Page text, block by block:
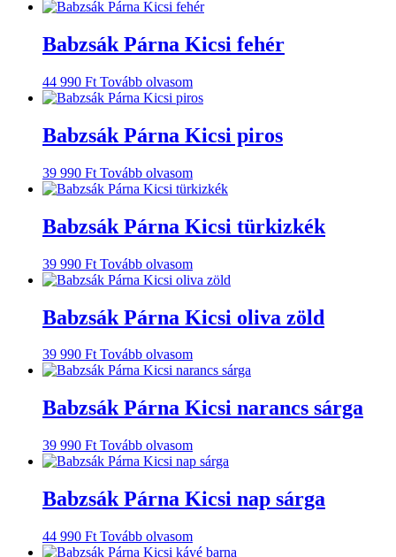
Babzsák Párna Kicsi fehér
44 990 Ft Tovább olvasom
Babzsák Párna Kicsi piros
39 990 Ft Tovább olvasom
Babzsák Párna Kicsi türkizkék
39 990 Ft Tovább olvasom
Babzsák Párna Kicsi oliva zöld
39 990 Ft Tovább olvasom
Babzsák Párna Kicsi narancs sárga
39 990 Ft Tovább olvasom
Babzsák Párna Kicsi nap sárga
44 990 Ft Tovább olvasom